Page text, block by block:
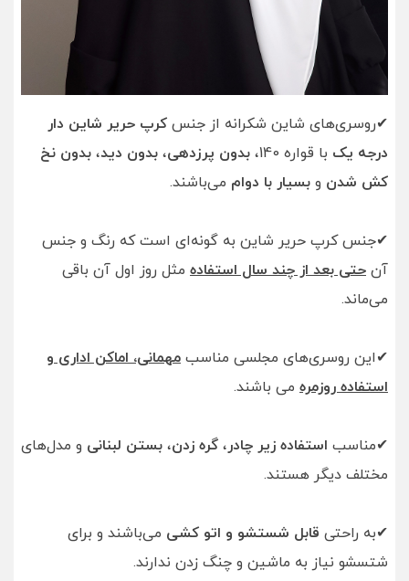
✔روسری‌‌های شاین شکرانه از جنس کرپ حریر شاین دار
درجه یک با قواره 140، بدون پرزدهی، بدون دید، بدون نخ
کش شدن و بسیار با دوام می‌باشند.
✔جنس کرپ حریر شاین به گونه‌ای است که رنگ و جنس
آن حتی بعد از چند سال استفاده مثل روز اول آن باقی
می‌ماند.
✔این روسری‌های مجلسی مناسب مهمانی، اماکن اداری و
استفاده روزمره می باشند.
✔مناسب استفاده زیر چادر، گره زدن، بستن لبنانی و مدل‌های
مختلف دیگر هستند.
✔به راحتی قابل شستشو و اتو کشی می‌باشند و برای
شتسشو نیاز به ماشین و چنگ زدن ندارند.